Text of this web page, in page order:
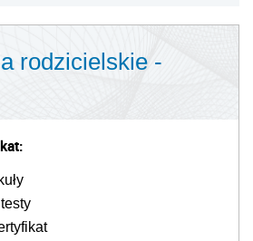
rodzicielskie -